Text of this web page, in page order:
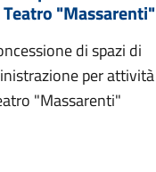
"Massarenti"
di spazi di
per attività
"Massarenti"